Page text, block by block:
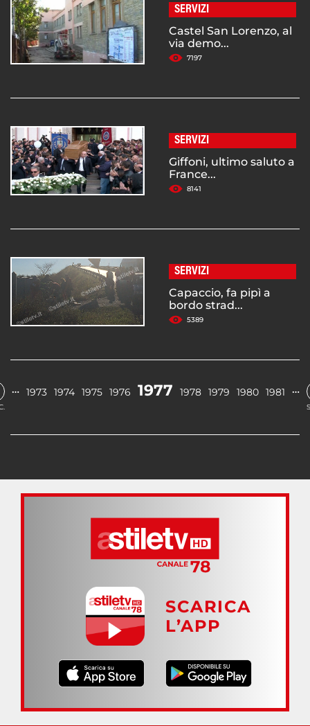
SERVIZI
Castel San Lorenzo, al
via demo...
7197
SERVIZI
Giffoni, ultimo saluto a
France...
8141
SERVIZI
Capaccio, fa pipì a
bordo strad...
5389
… 1973 1974 1975 1976 1977 1978 1979 1980 1981 …
SCARICA
L’APP